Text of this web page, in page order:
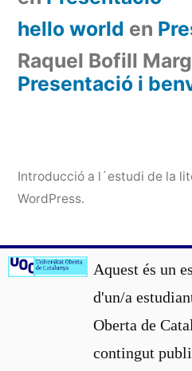
hello world en
Raquel Bofill
Presentació i
Introducció a l´estudi de la
WordPress.
Aquest és un
d'un/a
Oberta de
contingut